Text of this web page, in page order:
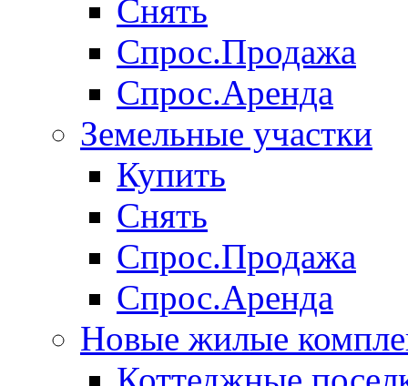
Снять
Спрос.Продажа
Спрос.Аренда
Земельные участки
Купить
Снять
Спрос.Продажа
Спрос.Аренда
Новые жилые